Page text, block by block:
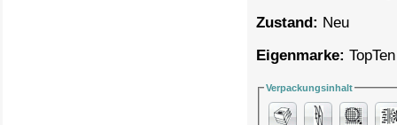
Zustand: Neu
Eigenmarke: TopTen
Verpackungsinhalt